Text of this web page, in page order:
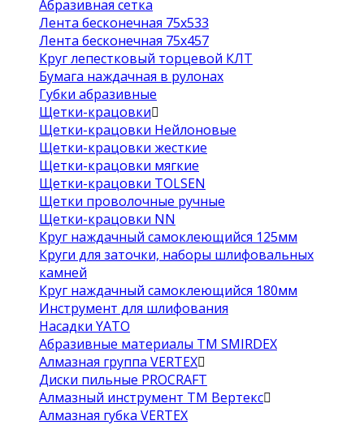
Абразивная сетка
Лента бесконечная 75х533
Лента бесконечная 75х457
Круг лепестковый торцевой КЛТ
Бумага наждачная в рулонах
Губки абразивные
Щетки-крацовки
Щетки-крацовки Нейлоновые
Щетки-крацовки жесткие
Щетки-крацовки мягкие
Щетки-крацовки TOLSEN
Щетки проволочные ручные
Щетки-крацовки NN
Круг наждачный самоклеющийся 125мм
Круги для заточки, наборы шлифовальных
камней
Круг наждачный самоклеющийся 180мм
Инструмент для шлифования
Насадки YATO
Абразивные материалы ТМ SMIRDEX
Алмазная группа VERTEX
Диски пильные PROCRAFT
Алмазный инструмент ТМ Вертекс
Алмазная губка VERTEX